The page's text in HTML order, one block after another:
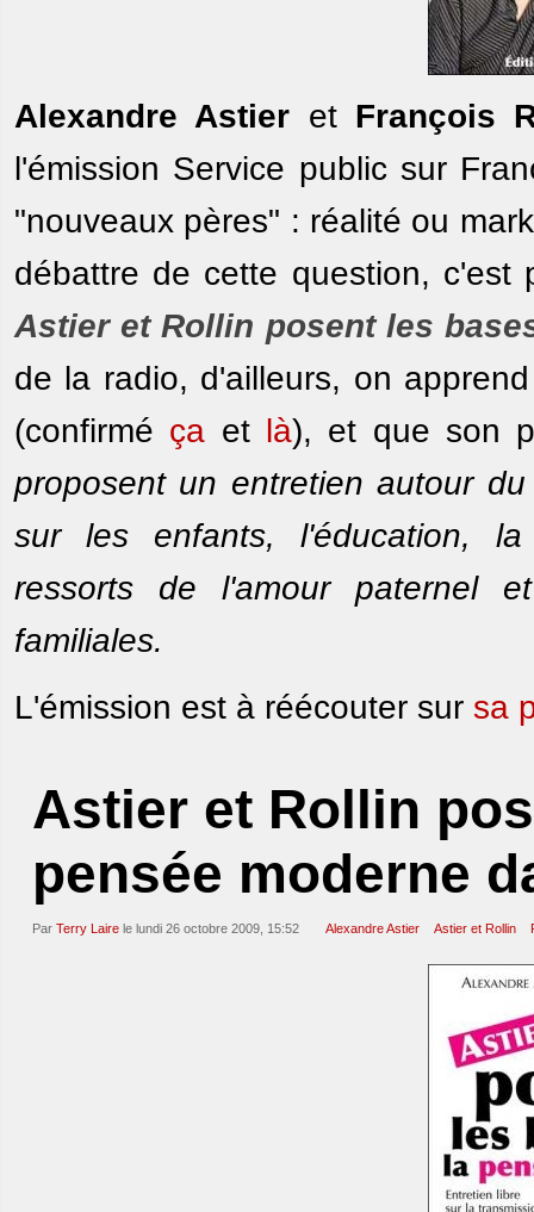
Alexandre Astier et François
l'émission Service public sur
"nouveaux pères" : réalité ou
débattre de cette question, c'est
Astier et Rollin posent les
de la radio, d'ailleurs, on
(confirmé ça et là), et que son
proposent un entretien autour
sur les enfants, l'éducation, la
ressorts de l'amour paternel
familiales.
L'émission est à réécouter sur sa
Astier et Rollin
pensée moderne
Par Terry Laire le lundi 26 octobre 2009, 15:52 Alexandre Astier Astier et Rollin